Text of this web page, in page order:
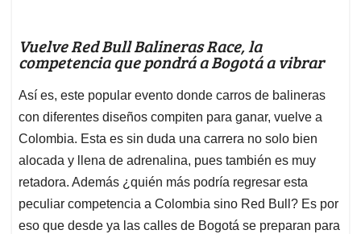
Vuelve Red Bull Balineras Race, la
competencia que pondrá a Bogotá a vibrar
Así es, este popular evento donde carros de balineras
con diferentes diseños compiten para ganar, vuelve a
Colombia. Esta es sin duda una carrera no solo bien
alocada y llena de adrenalina, pues también es muy
retadora. Además ¿quién más podría regresar esta
peculiar competencia a Colombia sino Red Bull? Es por
eso que desde ya las calles de Bogotá se preparan para